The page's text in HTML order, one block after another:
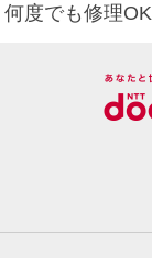
何度でも修理OK